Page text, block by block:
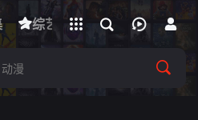
综艺 动漫 短剧
端
立即登录